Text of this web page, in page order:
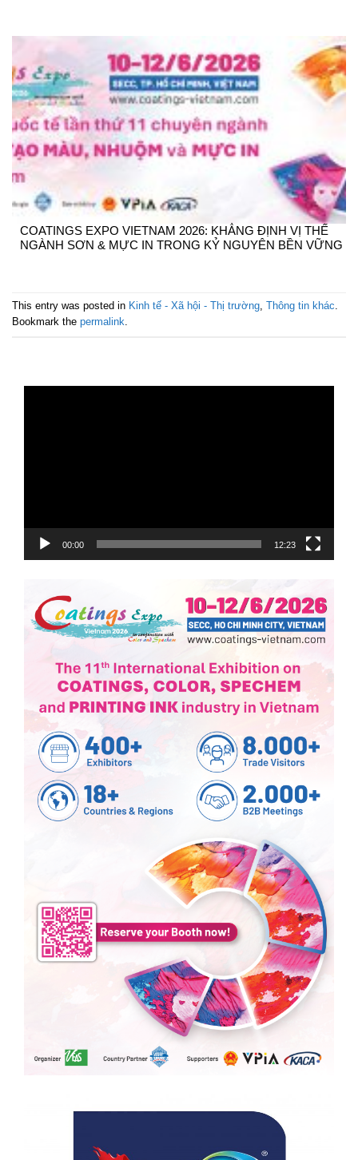
COATINGS EXPO VIETNAM 2026: KHẲNG ĐỊNH VỊ THẾ
NGÀNH SƠN & MỰC IN TRONG KỶ NGUYÊN BỀN VỮNG
This entry was posted in Kinh tế - Xã hội - Thị trường Thông tin khác
Bookmark the permalink
00:00 12:23